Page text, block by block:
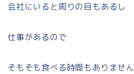
会社にいると周りの目もあるし
仕事があるので
そもそも食べる時間もありません